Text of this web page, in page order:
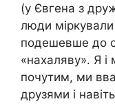
(у Євгена з
люди
подешевше до
«нахаляву». Я
почутим, ми
друзями і